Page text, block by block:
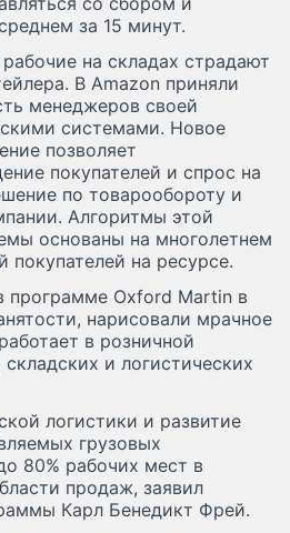
за 15 минут.
на складах страдают
В Аmazon приняли
менеджеров своей
системами. Новое
позволяет
покупателей и спрос на
по товарообороту и
Алгоритмы этой
основаны на многолетнем
покупателей на ресурсе.
программе Oxford Martin в
нарисовали мрачное
в розничной
и логистических
логистики и развитие
грузовых
80% рабочих мест в
продаж, заявил
Карл Бенедикт Фрей.